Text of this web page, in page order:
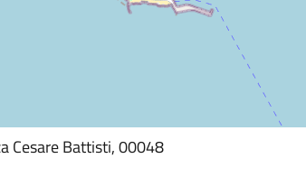
Cesare Battisti, 00048